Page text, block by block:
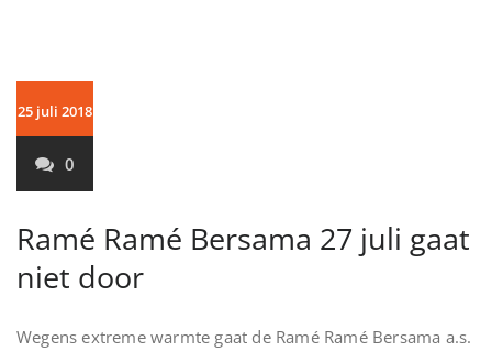
25 juli 2018
0
Ramé Ramé Bersama 27 juli gaat
niet door
Wegens extreme warmte gaat de Ramé Ramé Bersama a.s.